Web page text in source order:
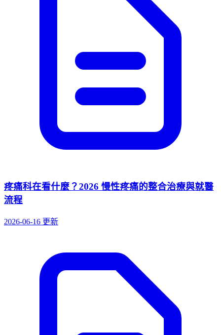
疼痛科在看什麼？2026 慢性疼痛的整合治療與就醫
流程
2026-06-16 更新